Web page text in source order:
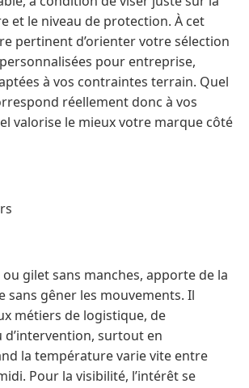
et le niveau de protection. À cet
pertinent d’orienter votre sélection
pour entreprise,
à vos contraintes terrain. Quel
réellement donc à vos
valorise le mieux votre marque côté
gilet sans manches, apporte de la
sans gêner les mouvements. Il
métiers de logistique, de
surtout en
la température varie vite entre
Pour la visibilité, l’intérêt se